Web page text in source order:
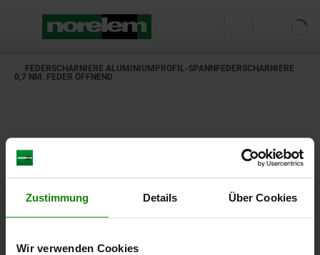
Zustimmung Details Über Cookies
Wir verwenden Cookies
FEDERSCHARNIERE ALUMINIUMPROFIL-SPANNFEDERSCHARNIERE
0,7 NM, FEDER ÖFFNEND